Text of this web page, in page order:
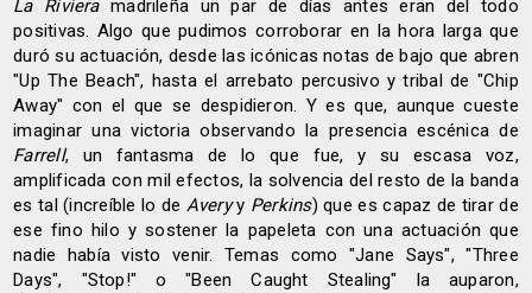
La Rivieramadrileña un par de días antes eran del todo
positivas. Algo que pudimos corroborar en la hora larga que
duró su actuación, desde las icónicas notas de bajo que abren
"Up The Beach", hasta el arrebato percusivo y tribal de "Chip
Away" con el que se despidieron. Y es que, aunque cueste
imaginar una victoria observando la presencia escénica de
Farrell, un fantasma de lo que fue, y su escasa voz,
amplificada con mil efectos, la solvencia del resto de la banda
es tal (increíble lo de Averyy Perkins) que es capaz de tirar de
ese fino hilo y sostener la papeleta con una actuación que
nadie había visto venir. Temas como "Jane Says", "Three
Days", "Stop!" o "Been Caught Stealing" la auparon,